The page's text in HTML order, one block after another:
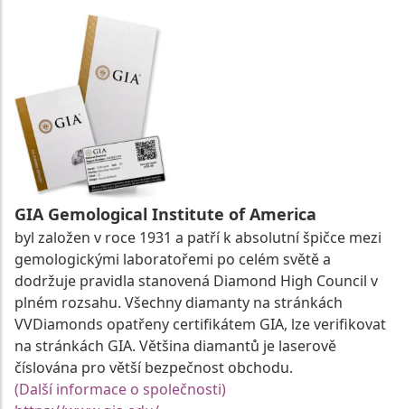
GIA Gemological Institute of America
byl založen v roce 1931 a patří k absolutní špičce mezi
gemologickými laboratořemi po celém světě a
dodržuje pravidla stanovená Diamond High Council v
plném rozsahu. Všechny diamanty na stránkách
VVDiamonds opatřeny certifikátem GIA, lze verifikovat
na stránkách GIA. Většina diamantů je laserově
číslována pro větší bezpečnost obchodu.
(Další informace o společnosti)